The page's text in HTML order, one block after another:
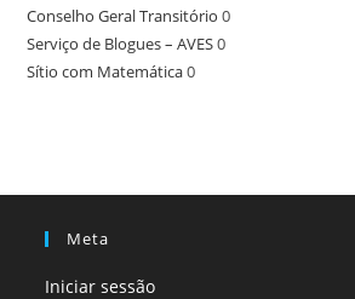
Conselho Geral Transitório 0
Serviço de Blogues – AVES0
Sítio com Matemática0
Meta
Iniciar sessão